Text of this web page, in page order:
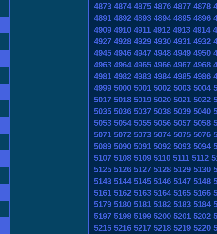
4873 4874 4875 4876 4877 4878
4891 4892 4893 4894 4895 4896
4909 4910 4911 4912 4913 4914
4927 4928 4929 4930 4931 4932
4945 4946 4947 4948 4949 4950
4963 4964 4965 4966 4967 4968
4981 4982 4983 4984 4985 4986
4999 5000 5001 5002 5003 5004
5017 5018 5019 5020 5021 5022
5035 5036 5037 5038 5039 5040
5053 5054 5055 5056 5057 5058
5071 5072 5073 5074 5075 5076
5089 5090 5091 5092 5093 5094
5107 5108 5109 5110 5111 5112
5125 5126 5127 5128 5129 5130
5143 5144 5145 5146 5147 5148
5161 5162 5163 5164 5165 5166
5179 5180 5181 5182 5183 5184
5197 5198 5199 5200 5201 5202
5215 5216 5217 5218 5219 5220